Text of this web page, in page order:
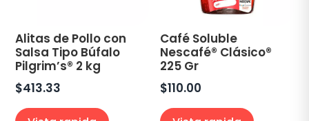
Alitas de Pollo con
Salsa Tipo Búfalo
Pilgrim’s® 2 kg
$413.33
Café Soluble
Nescafé® Clásico®
225 Gr
$110.00